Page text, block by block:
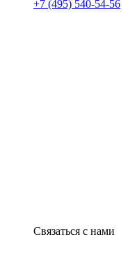
+7 (495) 540-54-56
Связаться с нами